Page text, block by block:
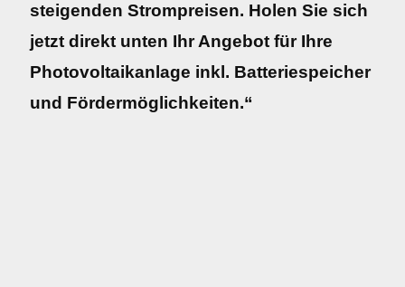
steigenden Strompreisen. Holen Sie sich
jetzt direkt unten Ihr Angebot für Ihre
Photovoltaikanlage inkl. Batteriespeicher
und Fördermöglichkeiten.“